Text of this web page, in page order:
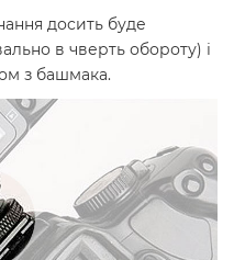
досить буде
в чверть обороту) і
з башмака.